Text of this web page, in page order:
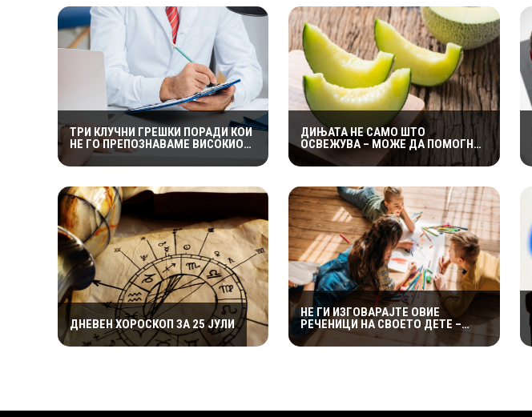
ТРИ КЛУЧНИ ГРЕШКИ ПОРАДИ КОИ
НЕ ГО ПРЕПОЗНАВАМЕ ВИСОКИОТ
КРВЕН ПРИТИСОК
ДИЊАТА НЕ САМО ШТО
ОСВЕЖУВА – МОЖЕ ДА ПОМОГНЕ
И ПРОТИВ ЗАДРЖУВАЊЕ
ТЕЧНОСТИ
ДНЕВЕН ХОРОСКОП ЗА 25 ЈУЛИ
НЕ ГИ ИЗГОВАРАЈТЕ ОВИЕ
РЕЧЕНИЦИ НА СВОЕТО ДЕТЕ –
МОЖАТ ДА ОСТАВАТ ТРАЈНИ
ПОСЛЕДИЦИ